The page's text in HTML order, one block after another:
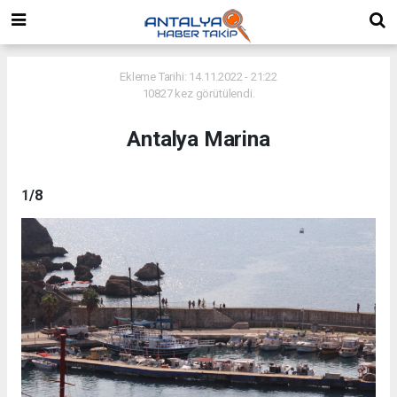
Ekleme Tarihi: 14.11.2022 - 21:22
10827 kez görütülendi.
Antalya Marina
1/8